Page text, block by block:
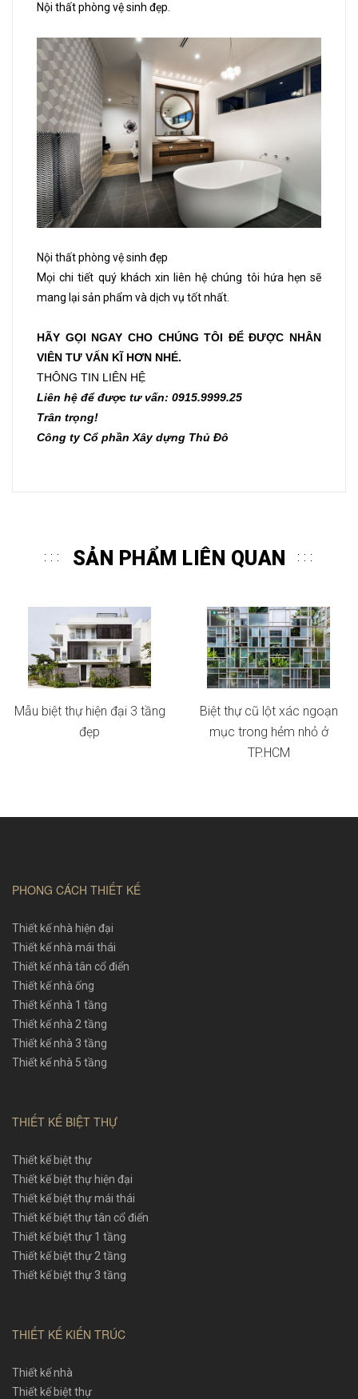
Nội thất phòng vệ sinh đẹp.
Nội thất phòng vệ sinh đẹp
Mọi chi tiết quý khách xin liên hệ chúng tôi hứa hẹn sẽ
mang lại sản phẩm và dịch vụ tốt nhất.
HÃY GỌI NGAY CHO CHÚNG TÔI ĐỂ ĐƯỢC NHÂN
VIÊN TƯ VẤN KĨ HƠN NHÉ.
THÔNG TIN LIÊN HỆ
Liên hệ để được tư vấn: 0915.9999.25
Trân trọng!
Công ty Cổ phần Xây dựng Thủ Đô
SẢN PHẨM LIÊN QUAN
Mẫu biệt thự hiện đại 3 tầng
đẹp
Biệt thự cũ lột xác ngoạn
mục trong hẻm nhỏ ở
TP.HCM
PHONG CÁCH THIẾT KẾ
Thiết kế nhà hiện đại
Thiết kế nhà mái thái
Thiết kế nhà tân cổ điển
Thiết kế nhà ống
Thiết kế nhà 1 tầng
Thiết kế nhà 2 tầng
Thiết kế nhà 3 tầng
Thiết kế nhà 5 tầng
THIẾT KẾ BIỆT THỰ
Thiết kế biệt thự
Thiết kế biệt thự hiện đại
Thiết kế biệt thự mái thái
Thiết kế biệt thự tân cổ điển
Thiết kế biệt thự 1 tầng
Thiết kế biệt thự 2 tầng
Thiết kế biệt thự 3 tầng
THIẾT KẾ KIẾN TRÚC
Thiết kế nhà
Thiết kế biệt thự